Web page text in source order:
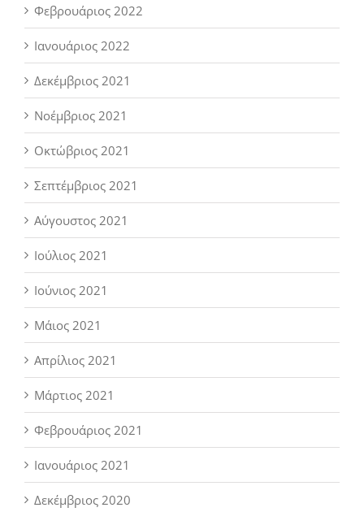
Φεβρουάριος 2022
Ιανουάριος 2022
Δεκέμβριος 2021
Νοέμβριος 2021
Οκτώβριος 2021
Σεπτέμβριος 2021
Αύγουστος 2021
Ιούλιος 2021
Ιούνιος 2021
Μάιος 2021
Απρίλιος 2021
Μάρτιος 2021
Φεβρουάριος 2021
Ιανουάριος 2021
Δεκέμβριος 2020